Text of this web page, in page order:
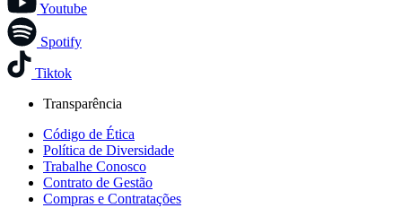
Youtube
Spotify
Tiktok
Transparência
Código de Ética
Política de Diversidade
Trabalhe Conosco
Contrato de Gestão
Compras e Contratações